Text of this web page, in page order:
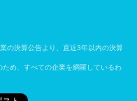
の決算公告より、直近3年以内の決算
め、すべての企業を網羅しているわ